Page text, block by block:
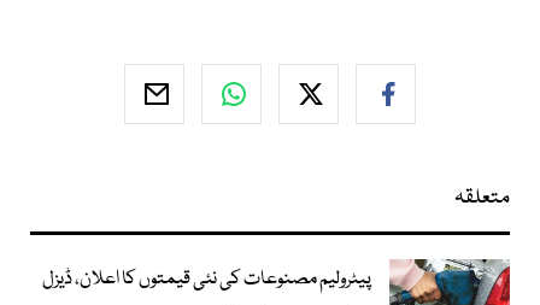
متعلقہ
پیٹرولیم مصنوعات کی نئی قیمتوں کا اعلان، ڈیزل